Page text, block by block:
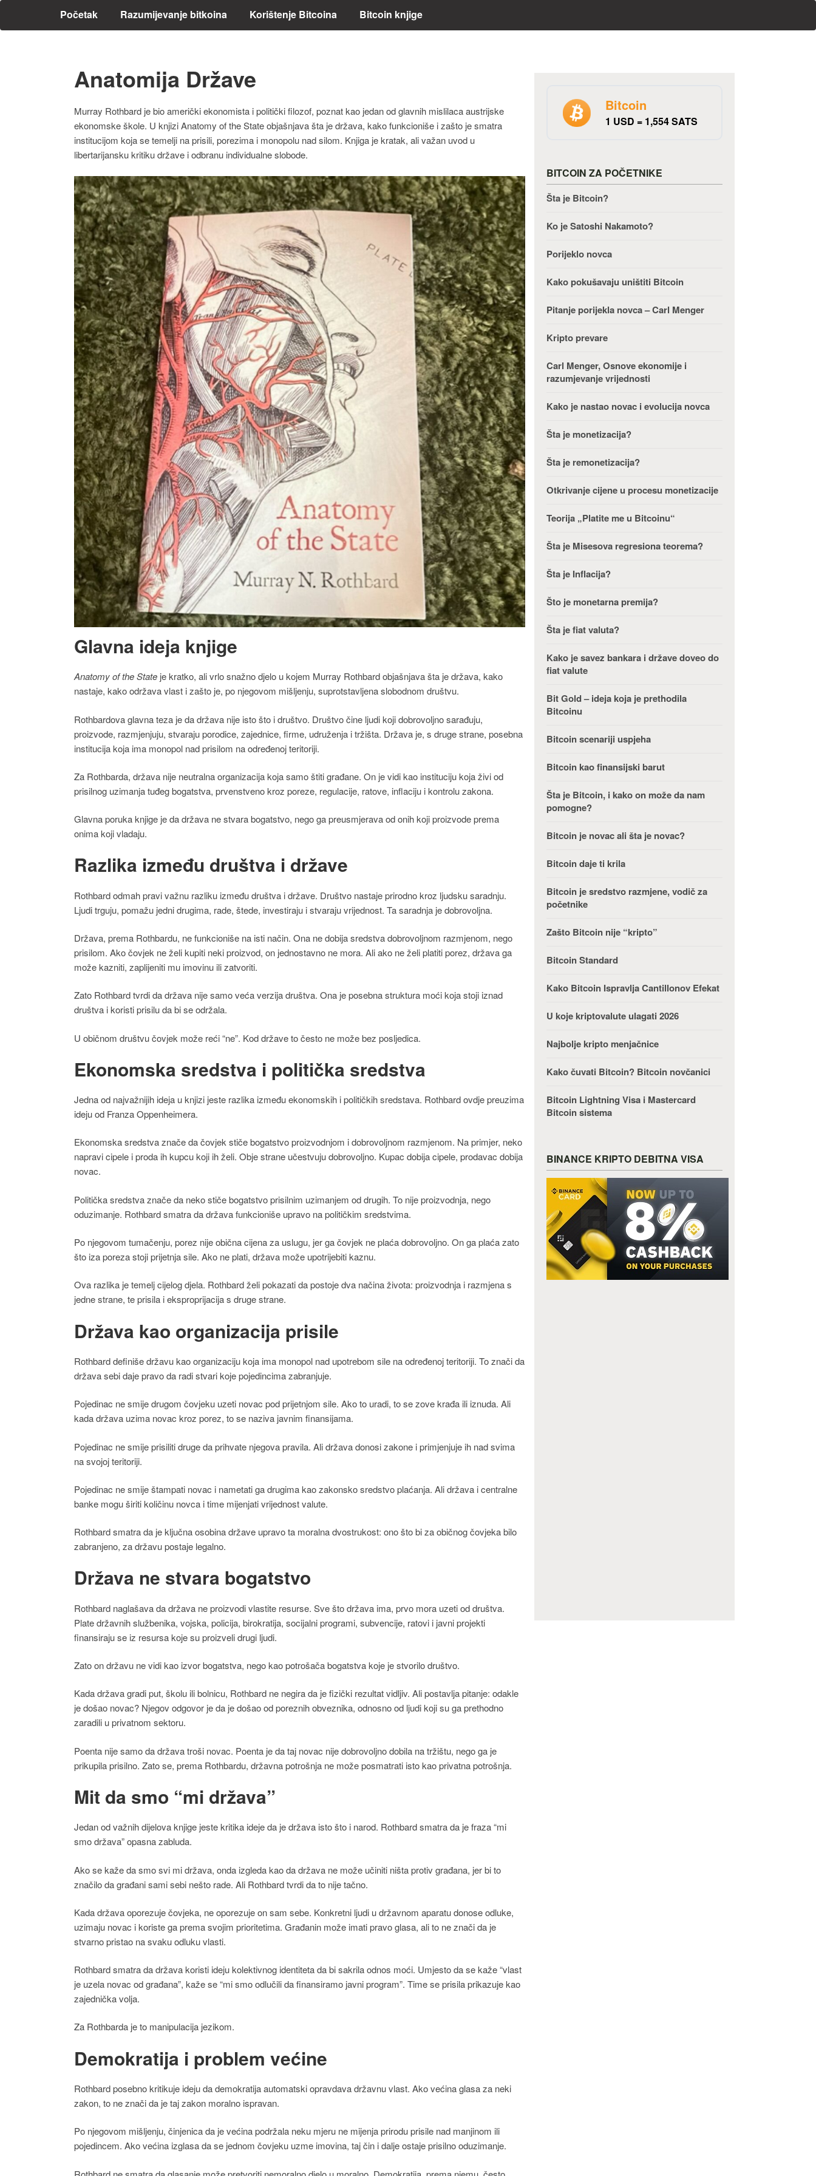
Početak Razumijevanje bitkoina Korištenje Bitcoina Bitcoin knjige
Anatomija Države
Murray Rothbard je bio američki ekonomista i politički filozof, poznat kao jedan od glavnih mislilaca austrijske
ekonomske škole. U knjizi Anatomy of the State objašnjava šta je država, kako funkcioniše i zašto je smatra
institucijom koja se temelji na prisili, porezima i monopolu nad silom. Knjiga je kratak, ali važan uvod u
libertarijansku kritiku države i odbranu individualne slobode.
Glavna ideja knjige
Anatomy of the State je kratko, ali vrlo snažno djelo u kojem Murray Rothbard objašnjava šta je država, kako
nastaje, kako održava vlast i zašto je, po njegovom mišljenju, suprotstavljena slobodnom društvu.
Rothbardova glavna teza je da država nije isto što i društvo. Društvo čine ljudi koji dobrovoljno sarađuju,
proizvode, razmjenjuju, stvaraju porodice, zajednice, firme, udruženja i tržišta. Država je, s druge strane, posebna
institucija koja ima monopol nad prisilom na određenoj teritoriji.
Za Rothbarda, država nije neutralna organizacija koja samo štiti građane. On je vidi kao instituciju koja živi od
prisilnog uzimanja tuđeg bogatstva, prvenstveno kroz poreze, regulacije, ratove, inflaciju i kontrolu zakona.
Glavna poruka knjige je da država ne stvara bogatstvo, nego ga preusmjerava od onih koji proizvode prema
onima koji vladaju.
Razlika između društva i države
Rothbard odmah pravi važnu razliku između društva i države. Društvo nastaje prirodno kroz ljudsku saradnju.
Ljudi trguju, pomažu jedni drugima, rade, štede, investiraju i stvaraju vrijednost. Ta saradnja je dobrovoljna.
Država, prema Rothbardu, ne funkcioniše na isti način. Ona ne dobija sredstva dobrovoljnom razmjenom, nego
prisilom. Ako čovjek ne želi kupiti neki proizvod, on jednostavno ne mora. Ali ako ne želi platiti porez, država ga
može kazniti, zaplijeniti mu imovinu ili zatvoriti.
Zato Rothbard tvrdi da država nije samo veća verzija društva. Ona je posebna struktura moći koja stoji iznad
društva i koristi prisilu da bi se održala.
U običnom društvu čovjek može reći “ne”. Kod države to često ne može bez posljedica.
Ekonomska sredstva i politička sredstva
Jedna od najvažnijih ideja u knjizi jeste razlika između ekonomskih i političkih sredstava. Rothbard ovdje preuzima
ideju od Franza Oppenheimera.
Ekonomska sredstva znače da čovjek stiče bogatstvo proizvodnjom i dobrovoljnom razmjenom. Na primjer, neko
napravi cipele i proda ih kupcu koji ih želi. Obje strane učestvuju dobrovoljno. Kupac dobija cipele, prodavac dobija
novac.
Politička sredstva znače da neko stiče bogatstvo prisilnim uzimanjem od drugih. To nije proizvodnja, nego
oduzimanje. Rothbard smatra da država funkcioniše upravo na političkim sredstvima.
Po njegovom tumačenju, porez nije obična cijena za uslugu, jer ga čovjek ne plaća dobrovoljno. On ga plaća zato
što iza poreza stoji prijetnja sile. Ako ne plati, država može upotrijebiti kaznu.
Ova razlika je temelj cijelog djela. Rothbard želi pokazati da postoje dva načina života: proizvodnja i razmjena s
jedne strane, te prisila i eksproprijacija s druge strane.
Država kao organizacija prisile
Rothbard definiše državu kao organizaciju koja ima monopol nad upotrebom sile na određenoj teritoriji. To znači da
država sebi daje pravo da radi stvari koje pojedincima zabranjuje.
Pojedinac ne smije drugom čovjeku uzeti novac pod prijetnjom sile. Ako to uradi, to se zove krađa ili iznuda. Ali
kada država uzima novac kroz porez, to se naziva javnim finansijama.
Pojedinac ne smije prisiliti druge da prihvate njegova pravila. Ali država donosi zakone i primjenjuje ih nad svima
na svojoj teritoriji.
Pojedinac ne smije štampati novac i nametati ga drugima kao zakonsko sredstvo plaćanja. Ali država i centralne
banke mogu širiti količinu novca i time mijenjati vrijednost valute.
Rothbard smatra da je ključna osobina države upravo ta moralna dvostrukost: ono što bi za običnog čovjeka bilo
zabranjeno, za državu postaje legalno.
Država ne stvara bogatstvo
Rothbard naglašava da država ne proizvodi vlastite resurse. Sve što država ima, prvo mora uzeti od društva.
Plate državnih službenika, vojska, policija, birokratija, socijalni programi, subvencije, ratovi i javni projekti
finansiraju se iz resursa koje su proizveli drugi ljudi.
Zato on državu ne vidi kao izvor bogatstva, nego kao potrošača bogatstva koje je stvorilo društvo.
Kada država gradi put, školu ili bolnicu, Rothbard ne negira da je fizički rezultat vidljiv. Ali postavlja pitanje: odakle
je došao novac? Njegov odgovor je da je došao od poreznih obveznika, odnosno od ljudi koji su ga prethodno
zaradili u privatnom sektoru.
Poenta nije samo da država troši novac. Poenta je da taj novac nije dobrovoljno dobila na tržištu, nego ga je
prikupila prisilno. Zato se, prema Rothbardu, državna potrošnja ne može posmatrati isto kao privatna potrošnja.
Mit da smo “mi država”
Jedan od važnih dijelova knjige jeste kritika ideje da je država isto što i narod. Rothbard smatra da je fraza “mi
smo država” opasna zabluda.
Ako se kaže da smo svi mi država, onda izgleda kao da država ne može učiniti ništa protiv građana, jer bi to
značilo da građani sami sebi nešto rade. Ali Rothbard tvrdi da to nije tačno.
Kada država oporezuje čovjeka, ne oporezuje on sam sebe. Konkretni ljudi u državnom aparatu donose odluke,
uzimaju novac i koriste ga prema svojim prioritetima. Građanin može imati pravo glasa, ali to ne znači da je
stvarno pristao na svaku odluku vlasti.
Rothbard smatra da država koristi ideju kolektivnog identiteta da bi sakrila odnos moći. Umjesto da se kaže “vlast
je uzela novac od građana”, kaže se “mi smo odlučili da finansiramo javni program”. Time se prisila prikazuje kao
zajednička volja.
Za Rothbarda je to manipulacija jezikom.
Demokratija i problem većine
Rothbard posebno kritikuje ideju da demokratija automatski opravdava državnu vlast. Ako većina glasa za neki
zakon, to ne znači da je taj zakon moralno ispravan.
Po njegovom mišljenju, činjenica da je većina podržala neku mjeru ne mijenja prirodu prisile nad manjinom ili
pojedincem. Ako većina izglasa da se jednom čovjeku uzme imovina, taj čin i dalje ostaje prisilno oduzimanje.
Bitcoin
1 USD = 1,554 SATS
BITCOIN ZA POČETNIKE
Šta je Bitcoin?
Ko je Satoshi Nakamoto?
Porijeklo novca
Kako pokušavaju uništiti Bitcoin
Pitanje porijekla novca – Carl Menger
Kripto prevare
Carl Menger, Osnove ekonomije i
razumjevanje vrijednosti
Kako je nastao novac i evolucija novca
Šta je monetizacija?
Šta je remonetizacija?
Otkrivanje cijene u procesu monetizacije
Teorija „Platite me u Bitcoinu“
Šta je Misesova regresiona teorema?
Šta je Inflacija?
Što je monetarna premija?
Šta je fiat valuta?
Kako je savez bankara i države doveo do
fiat valute
Bit Gold – ideja koja je prethodila
Bitcoinu
Bitcoin scenariji uspjeha
Bitcoin kao finansijski barut
Šta je Bitcoin, i kako on može da nam
pomogne?
Bitcoin je novac ali šta je novac?
Bitcoin daje ti krila
Bitcoin je sredstvo razmjene, vodič za
početnike
Zašto Bitcoin nije “kripto”
Bitcoin Standard
Kako Bitcoin Ispravlja Cantillonov Efekat
U koje kriptovalute ulagati 2026
Najbolje kripto menjačnice
Kako čuvati Bitcoin? Bitcoin novčanici
Bitcoin Lightning Visa i Mastercard
Bitcoin sistema
BINANCE KRIPTO DEBITNA VISA